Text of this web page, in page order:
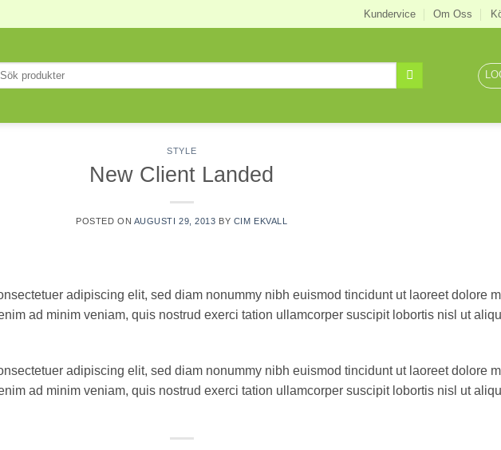
Kundervice Om Oss
STYLE
New Client Landed
POSTED ON AUGUSTI 29, 2013 BY CIM EKVALL
adipiscing elit, sed diam nonummy nibh euismod tincidunt ut laoreet dolore
ad minim veniam, quis nostrud exerci tation ullamcorper suscipit lobortis nisl ut
adipiscing elit, sed diam nonummy nibh euismod tincidunt ut laoreet dolore
ad minim veniam, quis nostrud exerci tation ullamcorper suscipit lobortis nisl ut